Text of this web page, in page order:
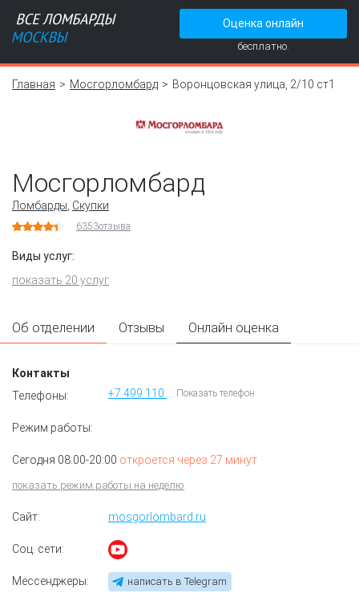
Оценка онлайн
бесплатно.
Главная Мосгорломбард Воронцовская улица, 2/10 ст1
Мосгорломбард
Ломбарды Скупки
6353отзыва
Виды услуг:
показать 20 услуг
Об отделении Отзывы Онлайн оценка
Контакты
Телефоны:
Показать телефон
Режим работы:
Сегодня 08:00-20:00 откроется через 27 минут
показать режим работы на неделю
Сайт: mosgorlombard.ru
Соц. сети:
Мессенджеры: написать в Telegram